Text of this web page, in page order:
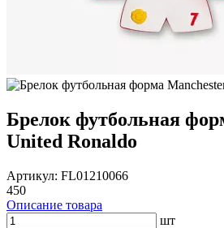
Брелок футбольная
United Ronaldo
Артикул: FL01210066
450
Описание товара
шт